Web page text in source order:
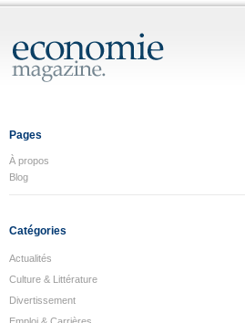
Pages
À propos
Blog
Catégories
Actualités
Culture & Littérature
Divertissement